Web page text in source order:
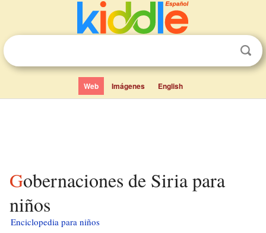
Web Imágenes English
Gobernaciones de Siria para
niños
Enciclopedia para niños